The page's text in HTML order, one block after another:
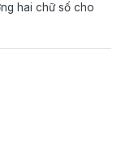
hai chữ số cho